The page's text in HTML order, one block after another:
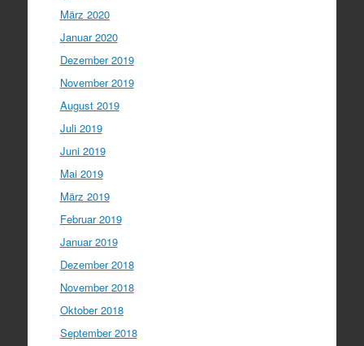
März 2020
Januar 2020
Dezember 2019
November 2019
August 2019
Juli 2019
Juni 2019
Mai 2019
März 2019
Februar 2019
Januar 2019
Dezember 2018
November 2018
Oktober 2018
September 2018